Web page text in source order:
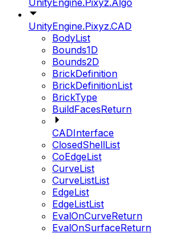
UnityEngine.Pixyz.Algo
UnityEngine.Pixyz.CAD
BodyList
Bounds1D
Bounds2D
BrickDefinition
BrickDefinitionList
BrickType
BuildFacesReturn
CADInterface
ClosedShellList
CoEdgeList
CurveList
CurveListList
EdgeList
EdgeListList
EvalOnCurveReturn
EvalOnSurfaceReturn